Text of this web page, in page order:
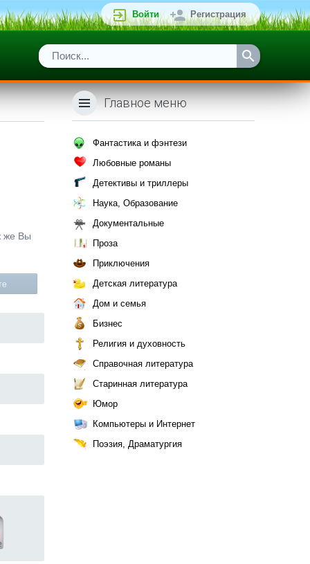
Войти Регистрация
же Вы
Главное меню
Фантастика и фэнтези
Любовные романы
Детективы и триллеры
Наука, Образование
Документальные
Проза
Приключения
Детская литература
Дом и семья
Бизнес
Религия и духовность
Справочная литература
Старинная литература
Юмор
Компьютеры и Интернет
Поэзия, Драматургия